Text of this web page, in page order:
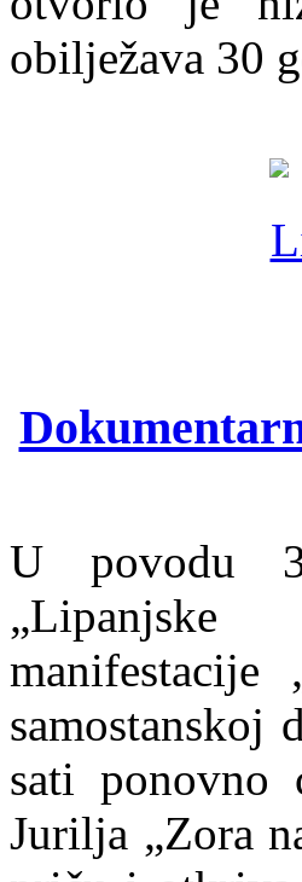
obilježava 30
U povodu
manifestacije
samostanskoj
sati ponovno
Jurilja „Zora